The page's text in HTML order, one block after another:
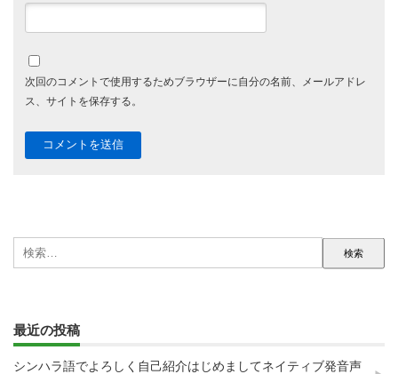
次回のコメントで使用するためブラウザーに自分の名前、メールアドレ
ス、サイトを保存する。
索:
最近の投稿
シンハラ語でよろしく自己紹介はじめましてネイティブ発音声